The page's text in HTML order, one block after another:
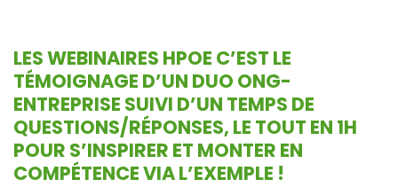
LES WEBINAIRES HPOE C’EST LE
TÉMOIGNAGE D’UN DUO ONG-
ENTREPRISE SUIVI D’UN TEMPS DE
QUESTIONS/RÉPONSES, LE TOUT EN 1H
POUR S’INSPIRER ET MONTER EN
COMPÉTENCE VIA L’EXEMPLE !